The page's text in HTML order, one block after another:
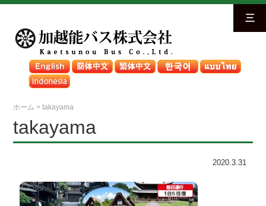
三
ホーム >takayama
takayama
2020.3.31